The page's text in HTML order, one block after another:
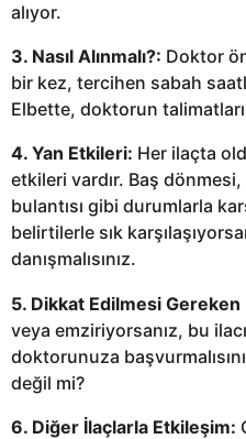
alıyor.
3. Nasıl Alınmalı?: Doktor
bir kez, tercihen sabah
Elbette, doktorun
4. Yan Etkileri: Her ilaçta
etkileri vardır. Baş
bulantısı gibi durumlarla
belirtilerle sık
danışmalısınız.
5. Dikkat Edilmesi
veya emziriyorsanız, bu
doktorunuza
değil mi?
6. Diğer İlaçlarla Etkileşim: